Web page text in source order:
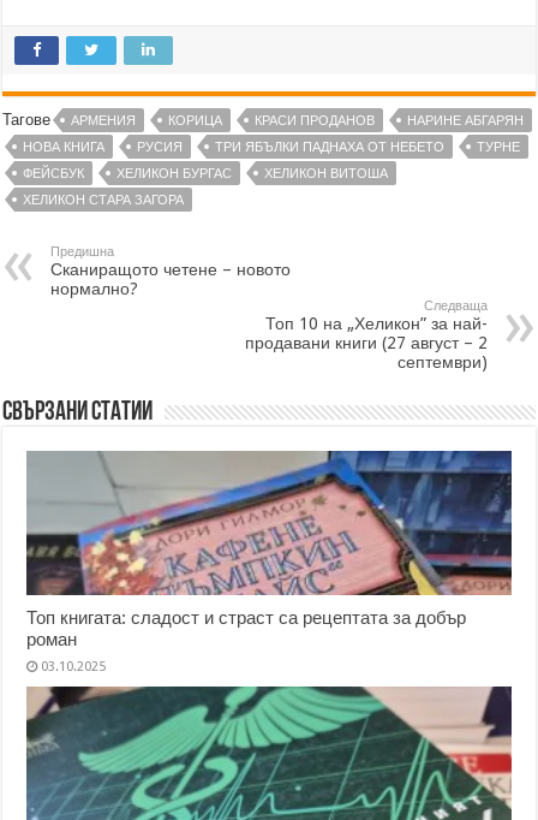
Тагове АРМЕНИЯ КОРИЦА КРАСИ ПРОДАНОВ
НАРИНЕ АБГАРЯН
НОВА КНИГА
РУСИЯ ТРИ ЯБЪЛКИ ПАДНАХА ОТ НЕБЕТО
ТУРНЕ
ФЕЙСБУК
ХЕЛИКОН БУРГАС
ХЕЛИКОН ВИТОША
ХЕЛИКОН СТАРА ЗАГОРА
Предишна
Сканиращото четене – новото
нормално?
Следваща
Топ 10 на „Хеликон” за най-
продавани книги (27 август – 2
септември)
Свързани статии
Топ книгата: сладост и страст са рецептата за добър
роман
03.10.2025